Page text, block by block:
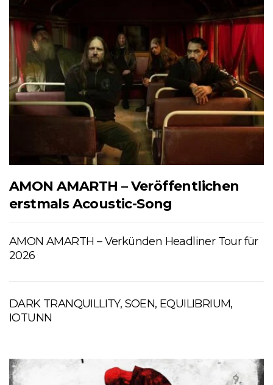
AMON AMARTH – Veröffentlichen
erstmals Acoustic-Song
AMON AMARTH – Verkünden Headliner Tour für
2026
DARK TRANQUILLITY, SOEN, EQUILIBRIUM,
IOTUNN